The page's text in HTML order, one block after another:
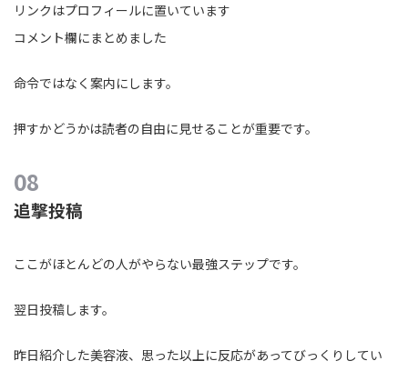
リンクはプロフィールに置いています
コメント欄にまとめました
命令ではなく案内にします。
押すかどうかは読者の自由に見せることが重要です。
追撃投稿
ここがほとんどの人がやらない最強ステップです。
翌日投稿します。
昨日紹介した美容液、思った以上に反応があってびっくりしてい